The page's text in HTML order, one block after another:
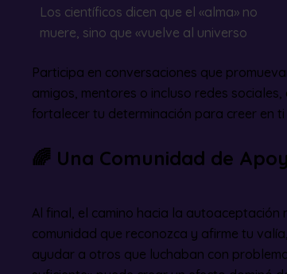
Los científicos dicen que el «alma» no
muere, sino que «vuelve al universo
Participa en conversaciones que
amigos, mentores o incluso redes
fortalecer tu determinación para creer en ti
🌈 Una Comunidad de
Al final, el camino hacia la autoaceptación
comunidad que reconozca y afirme tu
ayudar a otros que luchaban con